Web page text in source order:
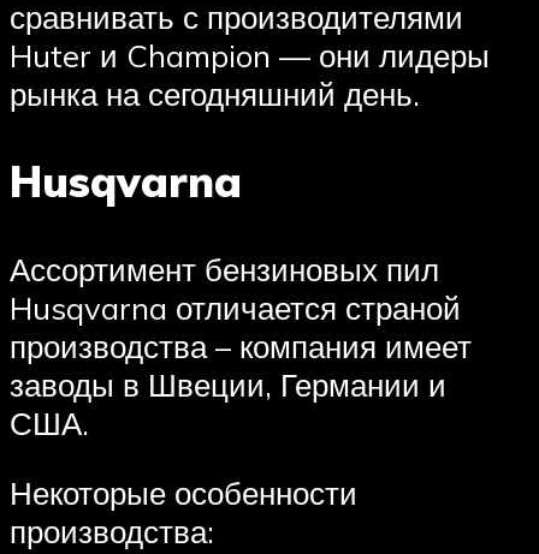
сравнивать с производителями
Huter и Champion — они лидеры
рынка на сегодняшний день.
Husqvarna
Ассортимент бензиновых пил
Husqvarna отличается страной
производства – компания имеет
заводы в Швеции, Германии и
США.
Некоторые особенности
производства: